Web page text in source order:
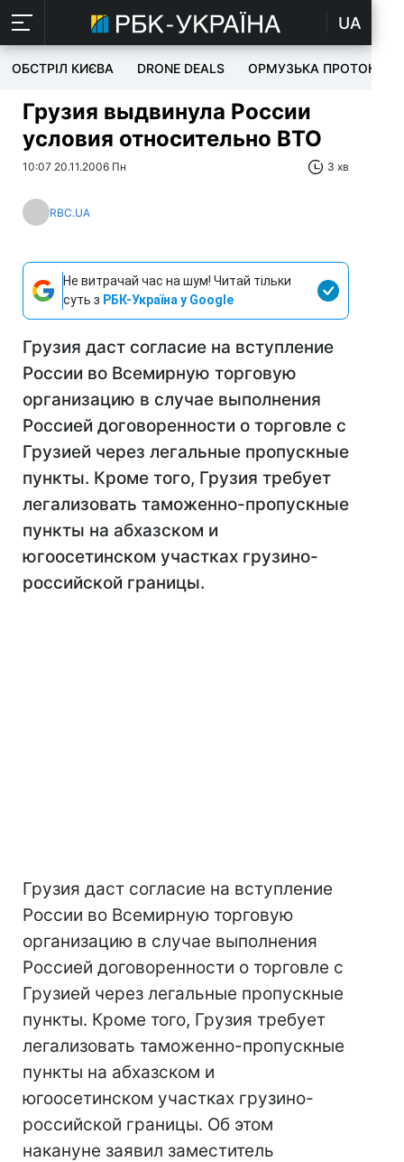
UA
ОБСТРІЛ КИЄВА DRONE DEALS ОРМУЗЬКА ПРОТОКА
Грузия выдвинула России
условия относительно ВТО
10:07 20.11.2006 Пн 3 хв
RBC.UA
Не витрачай час на шум! Читай тільки
суть з РБК-Україна у Google
Грузия даст согласие на вступление
России во Всемирную торговую
организацию в случае выполнения
Россией договоренности о торговле с
Грузией через легальные пропускные
пункты. Кроме того, Грузия требует
легализовать таможенно-пропускные
пункты на абхазском и
югоосетинском участках грузино-
российской границы.
Грузия даст согласие на вступление
России во Всемирную торговую
организацию в случае выполнения
Россией договоренности о торговле с
Грузией через легальные пропускные
пункты. Кроме того, Грузия требует
легализовать таможенно-пропускные
пункты на абхазском и
югоосетинском участках грузино-
российской границы. Об этом
накануне заявил заместитель